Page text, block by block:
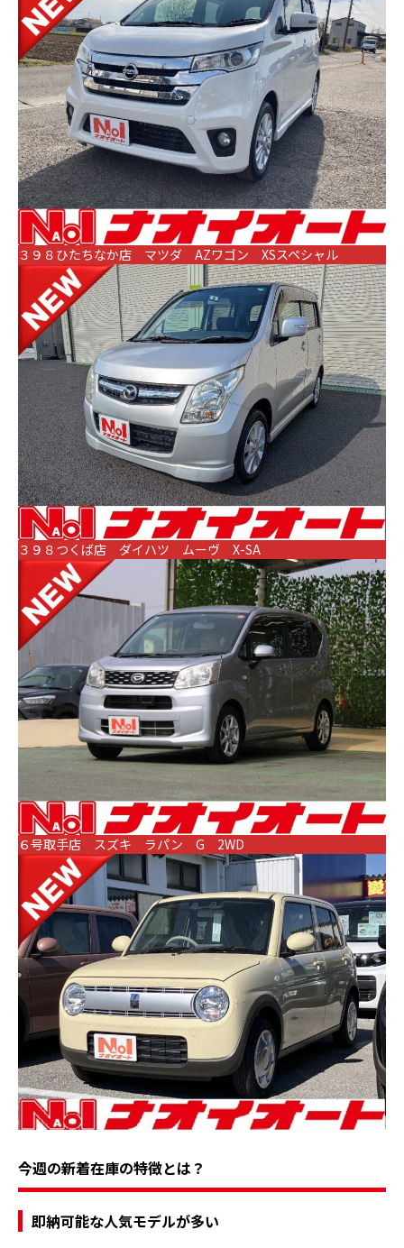
３９８ひたちなか店 マツダ AZワゴン XSスペシャル
３９８つくば店 ダイハツ ムーヴ X-SA
６号取手店 スズキ ラパン G 2WD
今週の新着在庫の特徴とは？
即納可能な人気モデルが多い